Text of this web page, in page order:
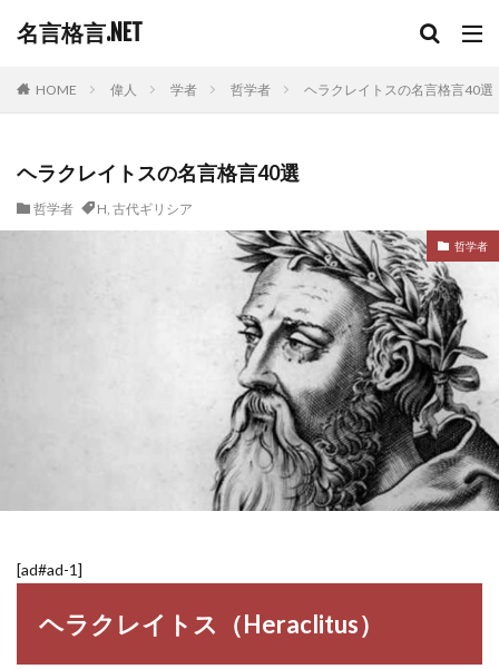
名言格言.NET
HOME 偉人 学者 哲学者 ヘラクレイトスの名言格言40選
ヘラクレイトスの名言格言40選
哲学者 H, 古代ギリシア
哲学者
[ad#ad-1]
ヘラクレイトス（Heraclitus）